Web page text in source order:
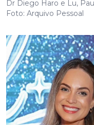
Dr Diego Haro e Lu,
Foto: Arquivo Pessoal